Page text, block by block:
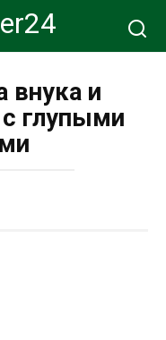
внука и
глупыми